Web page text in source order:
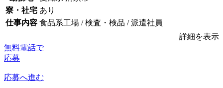
寮・社宅 あり
仕事内容 食品系工場 / 検査・検品 / 派遣社員
詳細を表示
無料電話で
応募
応募へ進む